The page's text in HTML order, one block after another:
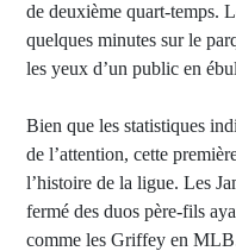
de deuxième quart-temps.
quelques minutes sur le
les yeux d’un public en
Bien que les statistiques
de l’attention, cette
l’histoire de la ligue. Les
fermé des duos père-fils
comme les Griffey en